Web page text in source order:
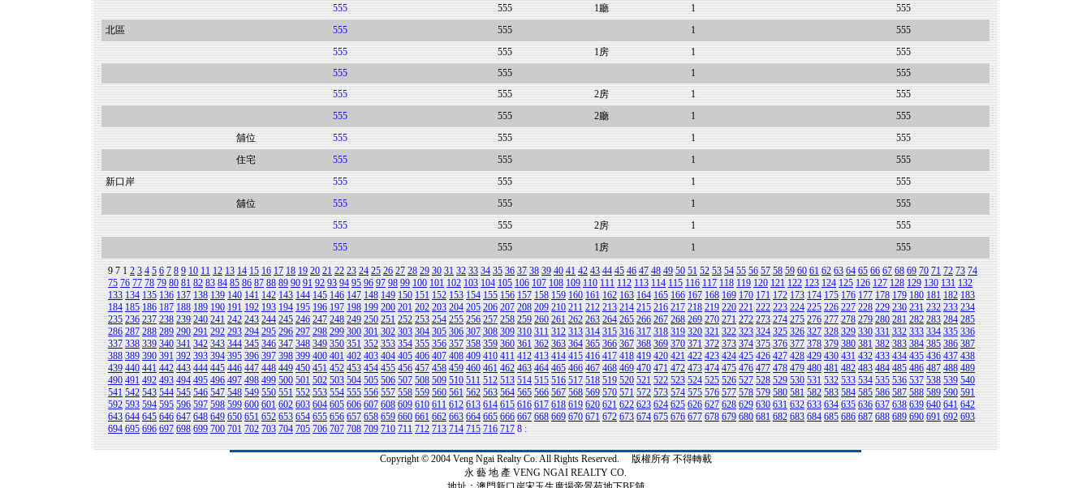
555
555 1廳 1
555
北區
555 555 1
555
555
555 1房 1
555
555
555 1
555
555
555 2房 1
555
555
555 2廳 1
555
舖位
555 555 1
555
住宅
555 555 1
555
新口岸
555 555 1
555
舖位
555 555 1
555
555
555 2房 1
555
555
555 1房 1 555
9 712 3 4 5 6 7 8 9 10 11 12 13 14 15 16 17 18 19 20 21 22 23 24 25 26 27 28 29 30 31 32 33 34 35 36 37 38 39 40 41 42 43 44 45 46 47 48 49 50 51 52 53 54 55 56 57 58 59 60 61 62 63 64 65 66 67 68 69 70 71 72 73 74
75 76 77 78 79 80 81 82 83 84 85 86 87 88 89 90 91 92 93 94 95 96 97 98 99 100 101 102 103 104 105 106 107 108 109 110 111 112 113 114 115 116 117 118 119 120 121 122 123 124 125 126 127 128 129 130 131 132
133 134 135 136 137 138 139 140 141 142 143 144 145 146 147 148 149 150 151 152 153 154 155 156 157 158 159 160 161 162 163 164 165 166 167 168 169 170 171 172 173 174 175 176 177 178 179 180 181 182 183
184 185 186 187 188 189 190 191 192 193 194 195 196 197 198 199 200 201 202 203 204 205 206 207 208 209 210 211 212 213 214 215 216 217 218 219 220 221 222 223 224 225 226 227 228 229 230 231 232 233 234
235 236 237 238 239 240 241 242 243 244 245 246 247 248 249 250 251 252 253 254 255 256 257 258 259 260 261 262 263 264 265 266 267 268 269 270 271 272 273 274 275 276 277 278 279 280 281 282 283 284 285
286 287 288 289 290 291 292 293 294 295 296 297 298 299 300 301 302 303 304 305 306 307 308 309 310 311 312 313 314 315 316 317 318 319 320 321 322 323 324 325 326 327 328 329 330 331 332 333 334 335 336
337 338 339 340 341 342 343 344 345 346 347 348 349 350 351 352 353 354 355 356 357 358 359 360 361 362 363 364 365 366 367 368 369 370 371 372 373 374 375 376 377 378 379 380 381 382 383 384 385 386 387
388 389 390 391 392 393 394 395 396 397 398 399 400 401 402 403 404 405 406 407 408 409 410 411 412 413 414 415 416 417 418 419 420 421 422 423 424 425 426 427 428 429 430 431 432 433 434 435 436 437 438
439 440 441 442 443 444 445 446 447 448 449 450 451 452 453 454 455 456 457 458 459 460 461 462 463 464 465 466 467 468 469 470 471 472 473 474 475 476 477 478 479 480 481 482 483 484 485 486 487 488 489
490 491 492 493 494 495 496 497 498 499 500 501 502 503 504 505 506 507 508 509 510 511 512 513 514 515 516 517 518 519 520 521 522 523 524 525 526 527 528 529 530 531 532 533 534 535 536 537 538 539 540
541 542 543 544 545 546 547 548 549 550 551 552 553 554 555 556 557 558 559 560 561 562 563 564 565 566 567 568 569 570 571 572 573 574 575 576 577 578 579 580 581 582 583 584 585 586 587 588 589 590 591
592 593 594 595 596 597 598 599 600 601 602 603 604 605 606 607 608 609 610 611 612 613 614 615 616 617 618 619 620 621 622 623 624 625 626 627 628 629 630 631 632 633 634 635 636 637 638 639 640 641 642
643 644 645 646 647 648 649 650 651 652 653 654 655 656 657 658 659 660 661 662 663 664 665 666 667 668 669 670 671 672 673 674 675 676 677 678 679 680 681 682 683 684 685 686 687 688 689 690 691 692 693
694 695 696 697 698 699 700 701 702 703 704 705 706 707 708 709 710 711 712 713 714 715 716 717 8 :
Copyright © 2004 Veng Ngai Realty Co. All Rights Reserved. 版權所有 不得轉載
永 藝 地 產 VENG NGAI REALTY CO.